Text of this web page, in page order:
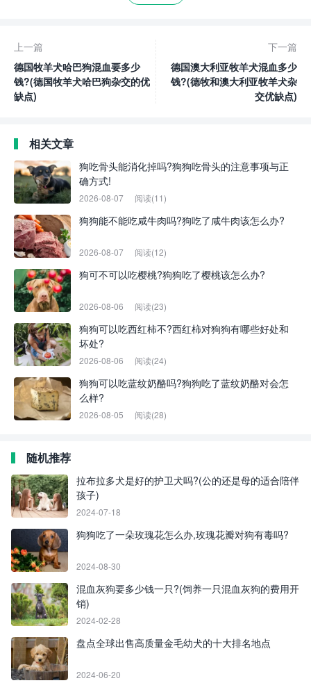
上一篇
德国牧羊犬哈巴狗混血要多少
钱?(德国牧羊犬哈巴狗杂交的优
缺点)
下一篇
德国澳大利亚牧羊犬混血多少
钱?(德牧和澳大利亚牧羊犬杂
交优缺点)
相关文章
狗吃骨头能消化掉吗?狗狗吃骨头的注意事项与正
确方式!
2026-08-07 阅读(11)
狗狗能不能吃咸牛肉吗?狗吃了咸牛肉该怎么办?
2026-08-07 阅读(12)
狗可不可以吃樱桃?狗狗吃了樱桃该怎么办?
2026-08-06 阅读(23)
狗狗可以吃西红柿不?西红柿对狗狗有哪些好处和
坏处?
2026-08-06 阅读(24)
狗狗可以吃蓝纹奶酪吗?狗狗吃了蓝纹奶酪对会怎
么样?
2026-08-05 阅读(28)
随机推荐
拉布拉多犬是好的护卫犬吗?(公的还是母的适合陪伴
孩子)
2024-07-18
狗狗吃了一朵玫瑰花怎么办,玫瑰花瓣对狗有毒吗?
2024-08-30
混血灰狗要多少钱一只?(饲养一只混血灰狗的费用开
销)
2024-02-28
盘点全球出售高质量金毛幼犬的十大排名地点
2024-06-20